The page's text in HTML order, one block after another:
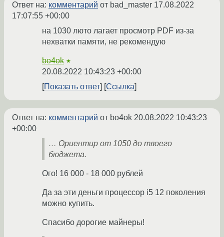
Ответ на: комментарий от bad_master 17.08.2022
17:07:55 +00:00
на 1030 люто лагает просмотр PDF из-за
нехватки памяти, не рекомендую
bo4ok ★
20.08.2022 10:43:23 +00:00
Показать ответ
Ссылка
Ответ на: комментарий от bo4ok 20.08.2022 10:43:23
+00:00
… Ориентир от 1050 до твоего
бюджета.
Ого! 16 000 - 18 000 рублей
Да за эти деньги процессор i5 12 поколения
можно купить.
Спасибо дорогие майнеры!